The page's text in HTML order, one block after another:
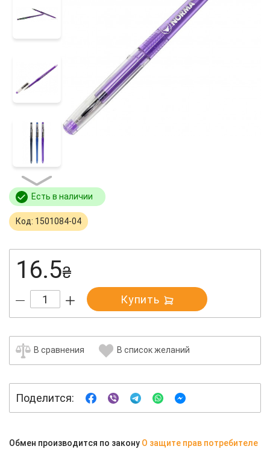
Есть в наличии
Код: 1501084-04
16.5₴
Купить
В сравнения В список желаний
Поделится:
Обмен производится по закону О защите прав потребителе